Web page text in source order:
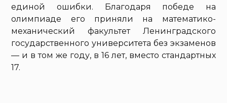
единой ошибки. Благодаря победе на
олимпиаде его приняли на математико-
механический факультет Ленинградского
государственного университета без экзаменов
— и в том же году, в 16 лет, вместо стандартных
17.